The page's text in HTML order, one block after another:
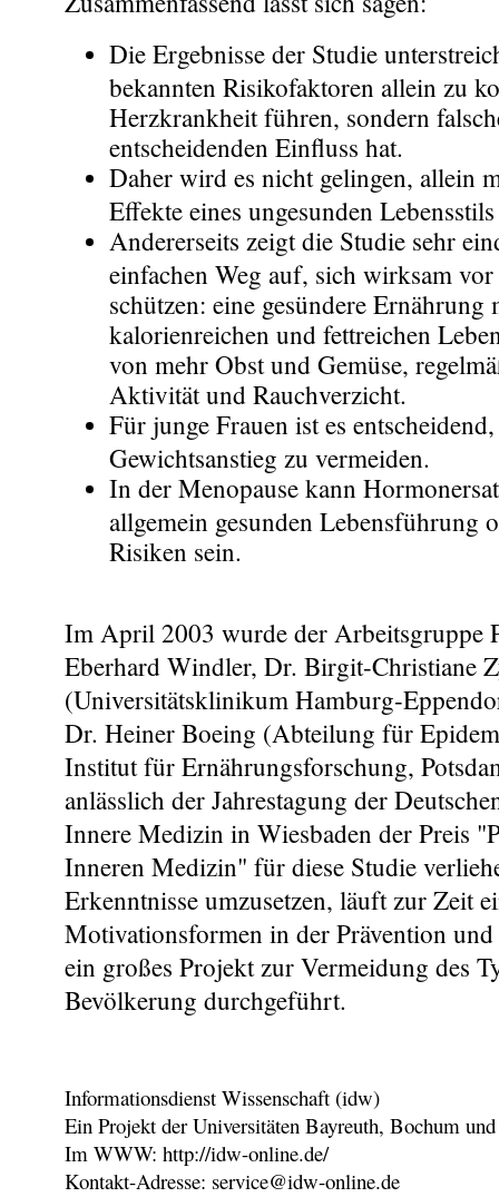
Die Ergebnisse der Studie
bekannten Risikofaktoren allein zu
Herzkrankheit führen, sondern
entscheidenden Einfluss hat.
Daher wird es nicht gelingen, allein
Effekte eines ungesunden
Andererseits zeigt die Studie sehr
einfachen Weg auf, sich wirksam
schützen: eine gesündere Ernährung
kalorienreichen und fettreichen
von mehr Obst und Gemüse,
Aktivität und Rauchverzicht.
Für junge Frauen ist es
Gewichtsanstieg zu vermeiden.
In der Menopause kann
allgemein gesunden Lebensführung
Risiken sein.
Im April 2003 wurde der Arbeitsgruppe
Eberhard Windler, Dr. Birgit-Christiane
(Universitätsklinikum Hamburg-
Dr. Heiner Boeing (Abteilung für
Institut für Ernährungsforschung,
anlässlich der Jahrestagung der
Innere Medizin in Wiesbaden der Preis
Inneren Medizin" für diese Studie
Erkenntnisse umzusetzen, läuft zur Zeit
Motivationsformen in der Prävention
ein großes Projekt zur Vermeidung des
Bevölkerung durchgeführt.
Informationsdienst Wissenschaft (idw)
Ein Projekt der Universitäten Bayreuth, Bochum
Im WWW: http://idw-online.de/
Kontakt-Adresse: service@idw-online.de